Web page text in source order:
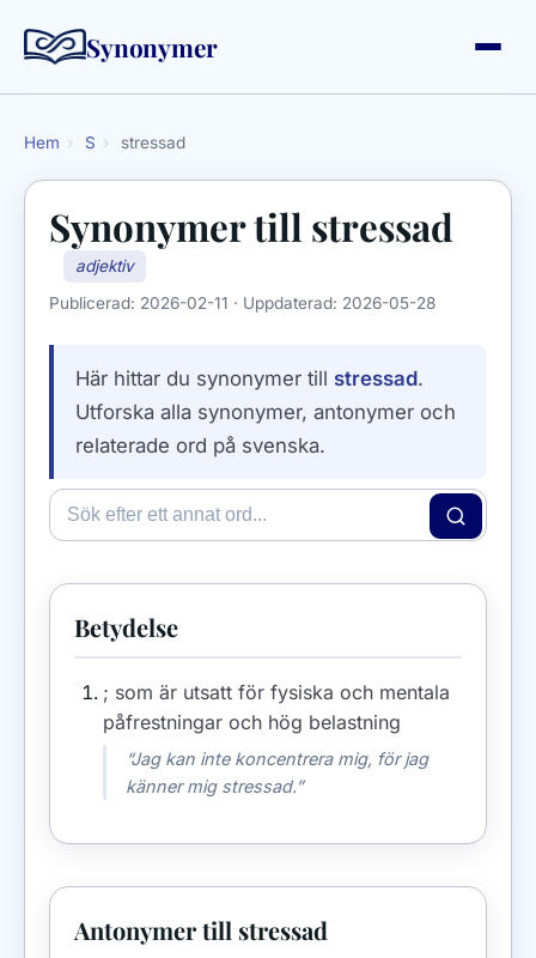
Synonymer
Hem › S › stressad
Synonymer till stressad
adjektiv
Publicerad: 2026-02-11 · Uppdaterad: 2026-05-28
Här hittar du synonymer till stressad.
Utforska alla synonymer, antonymer och
relaterade ord på svenska.
Betydelse
; som är utsatt för fysiska och mentala
påfrestningar och hög belastning
“Jag kan inte koncentrera mig, för jag
känner mig stressad.”
Antonymer till stressad